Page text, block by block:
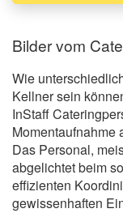
Bilder vom
Wie
Kellner sein
InStaff
Momentaufnahme
Das Personal,
abgelichtet beim
effizienten
gewissenhaften